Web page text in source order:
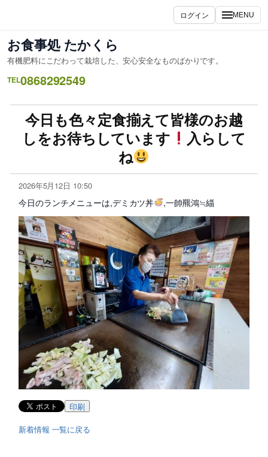
ログイン MENU
お食事処 たかくら
有機肥料にこだわって栽培した、安心安全なものばかりです。
TEL0868292549
今日も色々定食揃えて皆様のお越
しをお待ちしています
入らして
ね
2026年5月12日 10:50
今日のランチメニューは,デミカツ丼 ,一帥羆鴻≒緇
印刷
新着情報 一覧に戻る